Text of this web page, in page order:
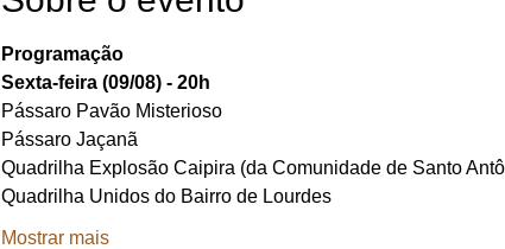
Programação
Sexta-feira (09/08) - 20h
Pássaro Pavão Misterioso
Pássaro Jaçanã
Quadrilha Explosão Caipira (da Comunidade de Santo
Quadrilha Unidos do Bairro de Lourdes
Mostrar mais